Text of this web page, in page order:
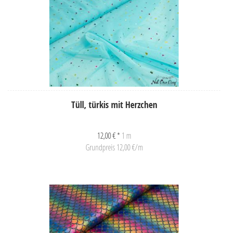
Tüll, türkis mit Herzchen
12,00 € * 1 m
Grundpreis 12,00 €/m